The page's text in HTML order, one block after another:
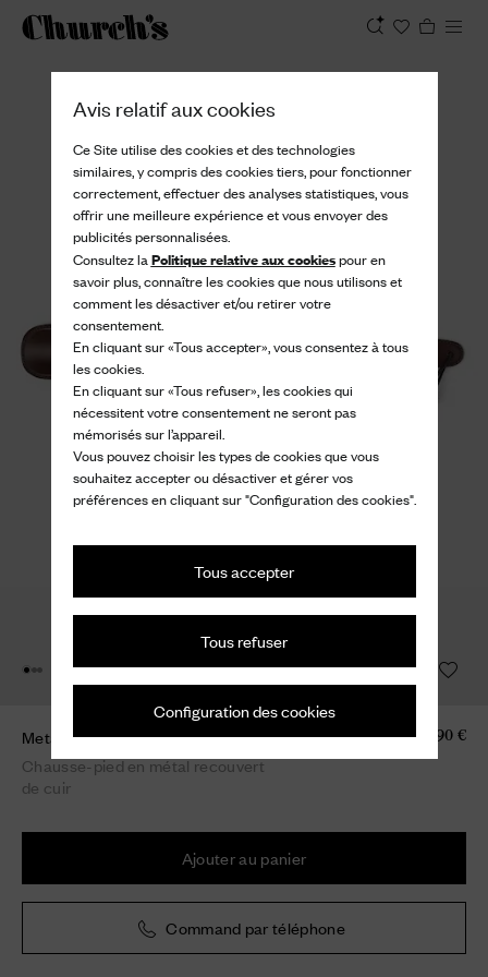
Avis relatif aux cookies
Ce Site utilise des cookies et des technologies
similaires, y compris des cookies tiers, pour fonctionner
correctement, effectuer des analyses statistiques, vous
offrir une meilleure expérience et vous envoyer des
publicités personnalisées.
Consultez la Politique relative aux cookiespour en
savoir plus, connaître les cookies que nous utilisons et
comment les désactiver et/ou retirer votre
consentement.
En cliquant sur «Tous accepter», vous consentez à tous
les cookies.
En cliquant sur «Tous refuser», les cookies qui
nécessitent votre consentement ne seront pas
mémorisés sur l’appareil.
Vous pouvez choisir les types de cookies que vous
souhaitez accepter ou désactiver et gérer vos
préférences en cliquant sur "Configuration des cookies".
Tous accepter
Tous refuser
Configuration des cookies
Metal and leather shoe horn horn
Chausse-pied en métal recouvert
de cuir
190 €
Ajouter au panier
Command par téléphone
Afficher